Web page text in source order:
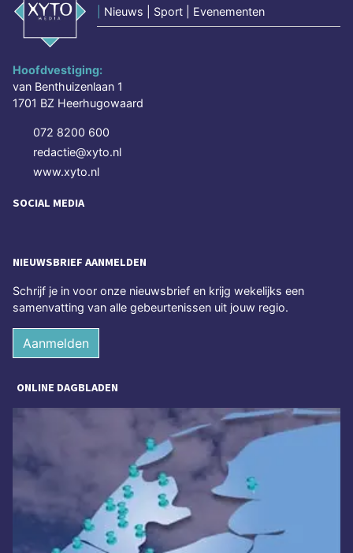
Nieuws | Sport | Evenementen
Hoofdvestiging:
van Benthuizenlaan 1
1701 BZ Heerhugowaard
072 8200 600
redactie@xyto.nl
www.xyto.nl
SOCIAL MEDIA
NIEUWSBRIEF AANMELDEN
Schrijf je in voor onze nieuwsbrief en krijg wekelijks een
samenvatting van alle gebeurtenissen uit jouw regio.
Aanmelden
ONLINE DAGBLADEN